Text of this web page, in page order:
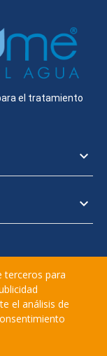
el tratamiento


terceros para
el análisis de